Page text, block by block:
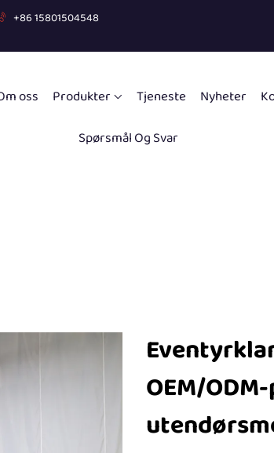
+86 15801504548
oss Produkter Tjeneste Nyheter
Spørsmål Og Svar
OEM/